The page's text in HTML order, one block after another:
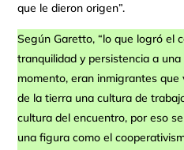
que le dieron origen”.
Según Garetto, “lo que logró el
tranquilidad y persistencia a
momento, eran inmigrantes
de la tierra una cultura de
cultura del encuentro, por eso
una figura como el